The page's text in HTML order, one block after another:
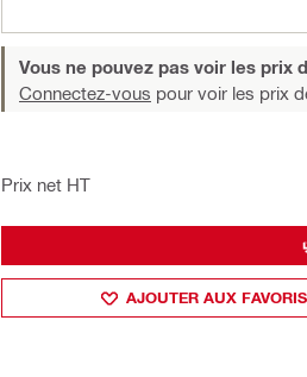
Vous ne pouvez pas voir les prix
Connectez-vous pour voir les prix
Prix net HT
AJOUTER AUX FAVORIS